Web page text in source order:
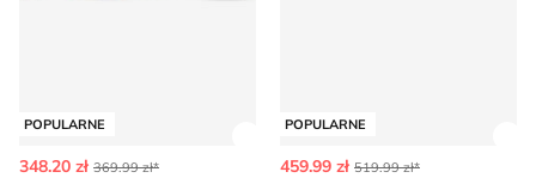
POPULARNE
348.20 zł 369.99 zł*
POPULARNE
459.99 zł 519.99 zł*